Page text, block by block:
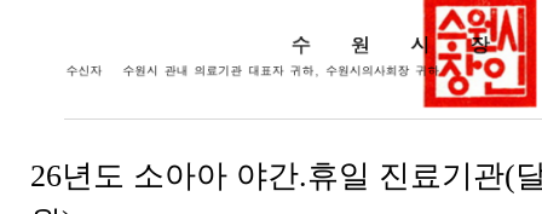
26년도 소아아 야간.휴일 진료기관(